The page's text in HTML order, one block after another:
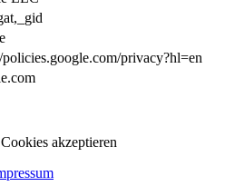
policies.google.com/privacy?hl=en
akzeptieren